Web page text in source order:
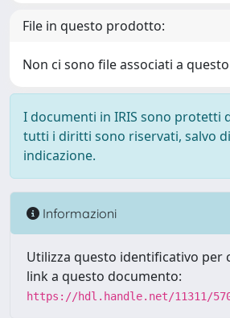
File in questo prodotto:
Non ci sono file associati a
I documenti in IRIS sono protetti
tutti i diritti sono riservati, salvo
indicazione.
Informazioni
Utilizza questo identificativo per
link a questo documento:
https://hdl.handle.net/11311/